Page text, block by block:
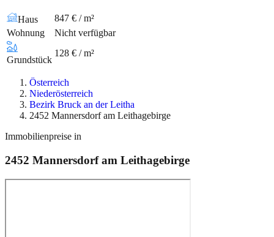
Haus
847 € / m²
Wohnung
Nicht verfügbar
Grundstück
128 € / m²
Österreich
Niederösterreich
Bezirk Bruck an der Leitha
2452 Mannersdorf am Leithagebirge
Immobilienpreise in
2452 Mannersdorf am Leithagebirge